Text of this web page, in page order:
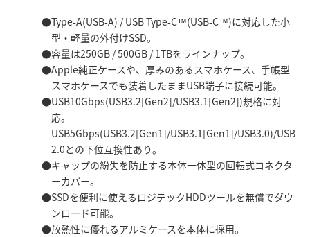
Type-A(USB-A) / USB Type-C™(USB-C™)に対応した小
型・軽量の外付けSSD。
容量は250GB / 500GB / 1TBをラインナップ。
Apple純正ケースや、厚みのあるスマホケース、手帳型
スマホケースでも装着したままUSB端子に接続可能。
USB10Gbps(USB3.2[Gen2]/USB3.1[Gen2])規格に対
応。
USB5Gbps(USB3.2[Gen1]/USB3.1[Gen1]/USB3.0)/USB
2.0との下位互換性あり。
キャップの紛失を防止する本体一体型の回転式コネクタ
ーカバー。
SSDを便利に使えるロジテックHDDツールを無償でダウ
ンロード可能。
放熱性に優れるアルミケースを本体に採用。